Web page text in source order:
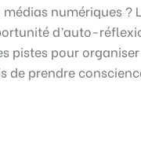
numériques ?
d’auto-
pistes pour
de prendre